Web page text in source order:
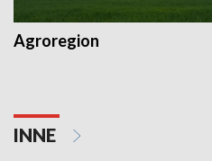
Agroregion
INNE